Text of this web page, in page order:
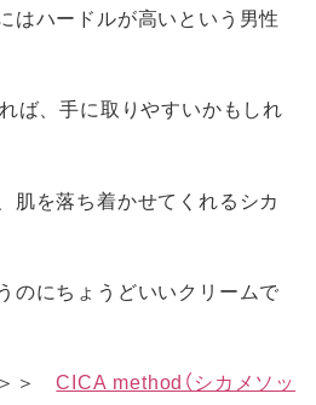
はハードルが高いという男性
ば、手に取りやすいかもしれ
肌を落ち着かせてくれるシカ
のにちょうどいいクリームで
＞＞CICA method（シカメソッ